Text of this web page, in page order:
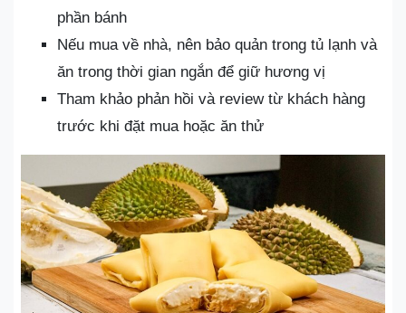
phần bánh
Nếu mua về nhà, nên bảo quản trong tủ lạnh và
ăn trong thời gian ngắn để giữ hương vị
Tham khảo phản hồi và review từ khách hàng
trước khi đặt mua hoặc ăn thử